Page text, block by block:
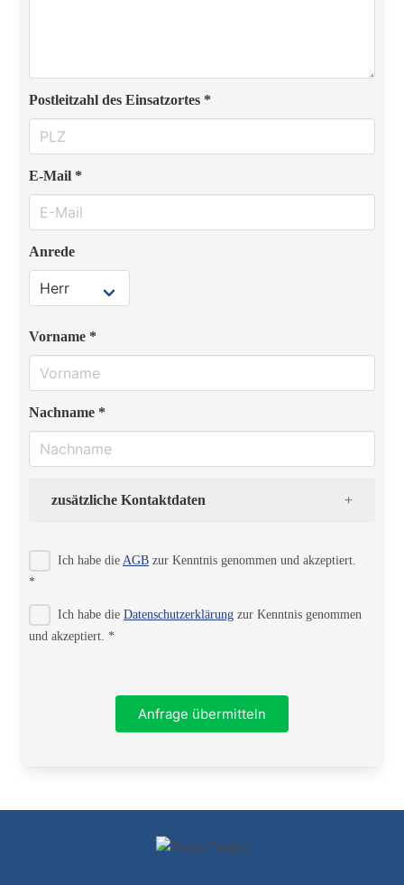
Postleitzahl des Einsatzortes *
E-Mail *
Anrede
Vorname *
Nachname *
zusätzliche Kontaktdaten
Ich habe die AGB zur Kenntnis genommen und akzeptiert.
*
Ich habe die Datenschutzerklärung zur Kenntnis genommen
und akzeptiert. *
Anfrage übermitteln